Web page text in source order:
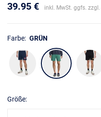
39.95 € inkl. MwSt. ggfs. zzgl.
Farbe: GRÜN
Größe: